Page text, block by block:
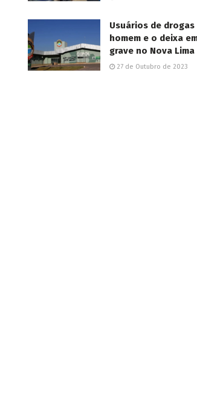
Usuários de drogas
homem e o deixa
grave no Nova Lima
27 de Outubro de 2023